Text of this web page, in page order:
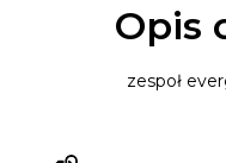
Opis
zespoł